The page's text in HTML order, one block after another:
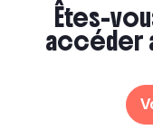
Porter le droit à
Territoire Zéro
(Quartier des 4
Public
Êtes-
accéder